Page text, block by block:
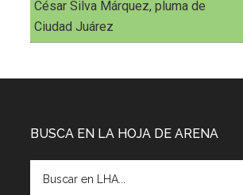
César Silva Márquez, pluma de
Ciudad Juárez
BUSCA EN LA HOJA DE ARENA